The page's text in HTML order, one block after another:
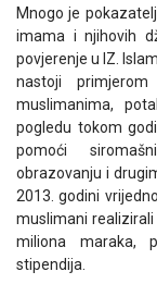
Mnogo je
imama i njihovih
povjerenje u IZ.
nastoji
muslimanima,
pogledu tokom
pomoći
obrazovanju i
2013. godini
muslimani
miliona maraka,
stipendija.